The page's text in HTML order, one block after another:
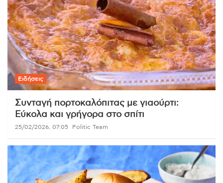
Ειδήσεις
Συνταγή πορτοκαλόπιτας με γιαούρτι:
Εύκολα και γρήγορα στο σπίτι
25/02/2026, 07:05 Politic Team